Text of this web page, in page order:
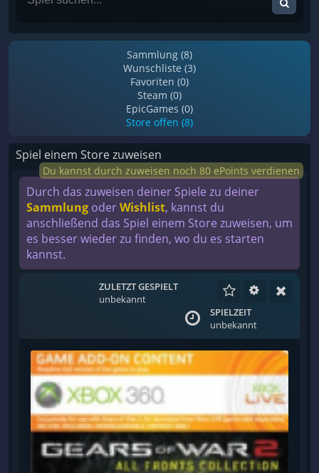
Sammlung (8)
Wunschliste (3)
Favoriten (0)
Steam (0)
EpicGames (0)
Store offen (8)
Spiel einem Store zuweisen
Du kannst durch zuweisen noch 80 ePoints verdienen
Durch das zuweisen deiner Spiele zu deiner
Sammlung oderWishlist, kannst du
anschließend das Spiel einem Store zuweisen, um
es besser wieder zu finden, wo du es starten
kannst.
ZULETZT GESPIELT
unbekannt
SPIELZEIT
unbekannt